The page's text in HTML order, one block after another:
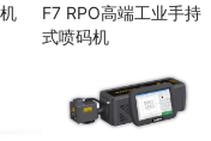
F7 RPO高端工业手持
式喷码机